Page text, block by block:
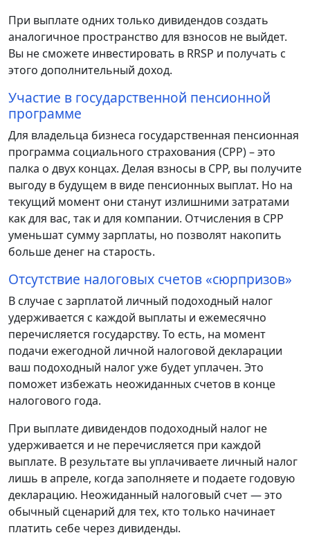
При выплате одних только дивидендов создать
аналогичное пространство для взносов не выйдет.
Вы не сможете инвестировать в RRSP и получать с
этого дополнительный доход.
Участие в государственной пенсионной
программе
Для владельца бизнеса государственная пенсионная
программа социального страхования (CPP) – это
палка о двух концах. Делая взносы в CPP, вы получите
выгоду в будущем в виде пенсионных выплат. Но на
текущий момент они станут излишними затратами
как для вас, так и для компании. Отчисления в CPP
уменьшат сумму зарплаты, но позволят накопить
больше денег на старость.
Отсутствие налоговых счетов «сюрпризов»
В случае с зарплатой личный подоходный налог
удерживается с каждой выплаты и ежемесячно
перечисляется государству. То есть, на момент
подачи ежегодной личной налоговой декларации
ваш подоходный налог уже будет уплачен. Это
поможет избежать неожиданных счетов в конце
налогового года.
При выплате дивидендов подоходный налог не
удерживается и не перечисляется при каждой
выплате. В результате вы уплачиваете личный налог
лишь в апреле, когда заполняете и подаете годовую
декларацию. Неожиданный налоговый счет — это
обычный сценарий для тех, кто только начинает
платить себе через дивиденды.